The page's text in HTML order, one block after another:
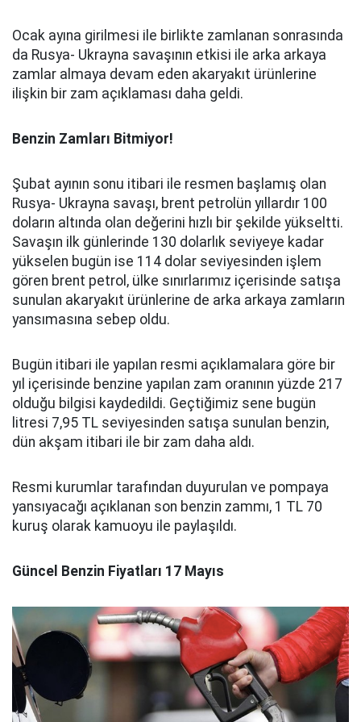
Ocak ayına girilmesi ile birlikte zamlanan sonrasında
da Rusya- Ukrayna savaşının etkisi ile arka arkaya
zamlar almaya devam eden akaryakıt ürünlerine
ilişkin bir zam açıklaması daha geldi.
Benzin Zamları Bitmiyor!
Şubat ayının sonu itibari ile resmen başlamış olan
Rusya- Ukrayna savaşı, brent petrolün yıllardır 100
doların altında olan değerini hızlı bir şekilde yükseltti.
Savaşın ilk günlerinde 130 dolarlık seviyeye kadar
yükselen bugün ise 114 dolar seviyesinden işlem
gören brent petrol, ülke sınırlarımız içerisinde satışa
sunulan akaryakıt ürünlerine de arka arkaya zamların
yansımasına sebep oldu.
Bugün itibari ile yapılan resmi açıklamalara göre bir
yıl içerisinde benzine yapılan zam oranının yüzde 217
olduğu bilgisi kaydedildi. Geçtiğimiz sene bugün
litresi 7,95 TL seviyesinden satışa sunulan benzin,
dün akşam itibari ile bir zam daha aldı.
Resmi kurumlar tarafından duyurulan ve pompaya
yansıyacağı açıklanan son benzin zammı, 1 TL 70
kuruş olarak kamuoyu ile paylaşıldı.
Güncel Benzin Fiyatları 17 Mayıs